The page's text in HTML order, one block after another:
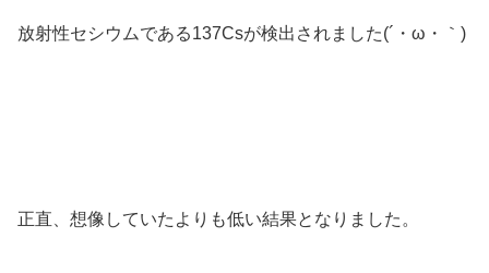
放射性セシウムである137Csが検出されました(´・ω・｀)
正直、想像していたよりも低い結果となりました。